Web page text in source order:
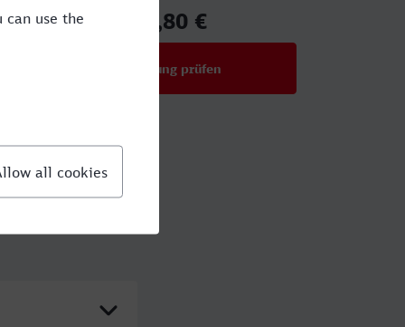
25,80 €
Verbindung prüfen